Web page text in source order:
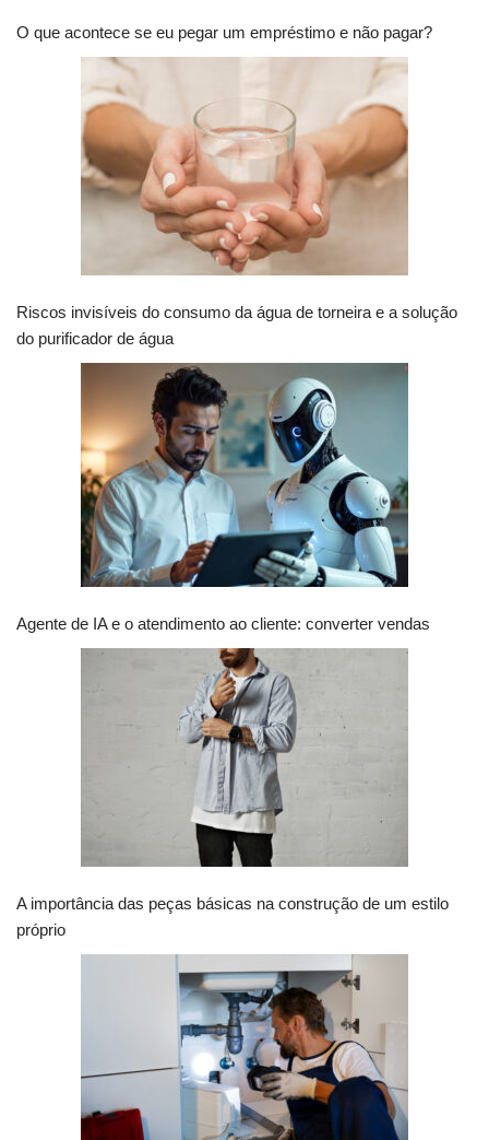
O que acontece se eu pegar um empréstimo e não pagar?
Riscos invisíveis do consumo da água de torneira e a solução
do purificador de água
Agente de IA e o atendimento ao cliente: converter vendas
A importância das peças básicas na construção de um estilo
próprio